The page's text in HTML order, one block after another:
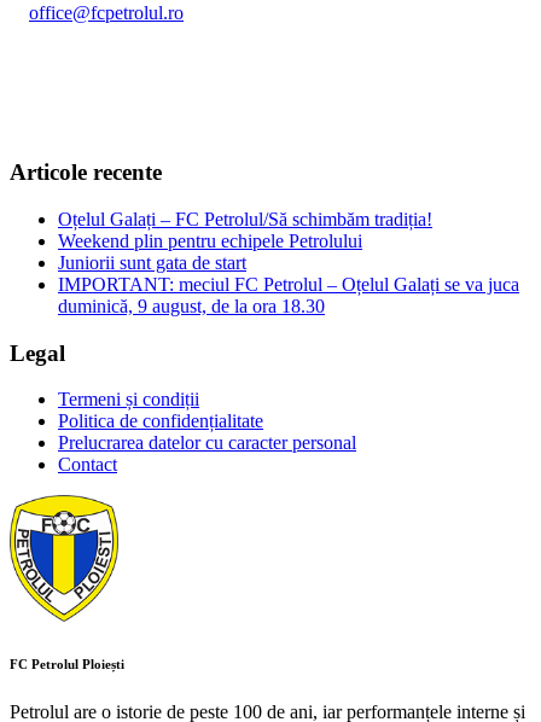
office@fcpetrolul.ro
Articole recente
Oțelul Galați – FC Petrolul/Să schimbăm tradiția!
Weekend plin pentru echipele Petrolului
Juniorii sunt gata de start
IMPORTANT: meciul FC Petrolul – Oțelul Galați se va juca
duminică, 9 august, de la ora 18.30
Legal
Termeni și condiții
Politica de confidențialitate
Prelucrarea datelor cu caracter personal
Contact
FC Petrolul Ploiești
Petrolul are o istorie de peste 100 de ani, iar performanțele interne și